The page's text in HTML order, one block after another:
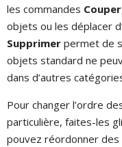
les commandes Couper
objets ou les déplacer
Supprimer permet de
objets standard ne
dans d’autres
Pour changer l’ordre
particulière, faites-les
pouvez réordonner